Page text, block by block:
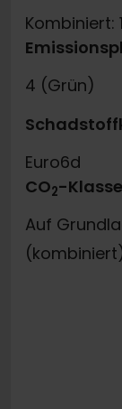
Kombiniert:
4 (Grün)
Euro6d
CO2-Klasse
Auf